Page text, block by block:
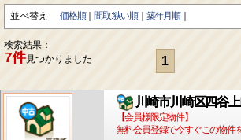
並べ替え 価格順 間取:狭い順 築年月順
検索結果：
7件見つかりました 1
川崎市川崎区四谷
【会員様限定物件】
無料会員登録で今すぐこの物件